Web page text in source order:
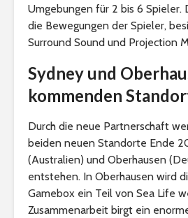
Umgebungen für 2 bis 6 Spieler.
die Bewegungen der Spieler,
Surround Sound und Projection
Sydney und
kommenden
Durch die neue Partnerschaft
beiden neuen Standorte Ende
(Australien) und Oberhausen
entstehen. In Oberhausen wird
Gamebox ein Teil von Sea Life
Zusammenarbeit birgt ein